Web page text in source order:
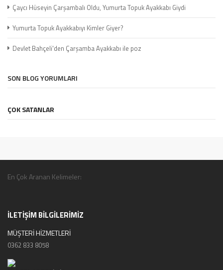
Çaycı Hüseyin Çarşambalı Oldu, Yumurta Topuk Ayakkabı Giydi
Yumurta Topuk Ayakkabıyı Kimler Giyer?
Devlet Bahçeli'den Çarşamba Ayakkabı ile poz
SON BLOG YORUMLARI
ÇOK SATANLAR
En Çok Aranan Kelimeler:
İLETİŞİM BİLGİLERİMİZ
MÜŞTERİ HİZMETLERİ
0362 833 8058